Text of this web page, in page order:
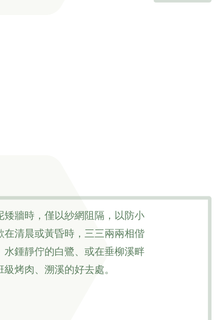
牆時，僅以紗網阻隔，以防小
清晨或黃昏時，三三兩兩相偕
鍾靜佇的白鷺、或在垂柳溪畔
烤肉、溯溪的好去處。